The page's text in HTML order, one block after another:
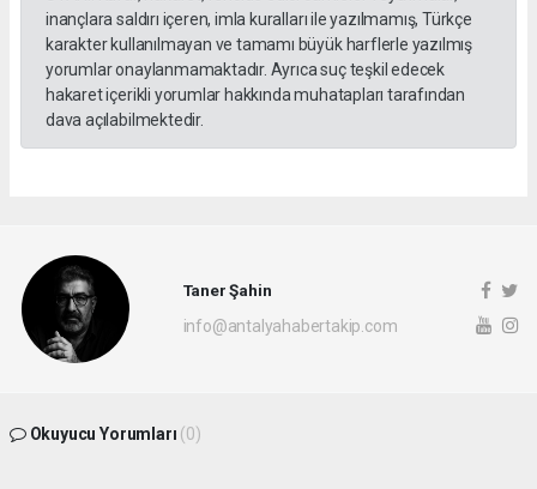
inançlara saldırı içeren, imla kuralları ile yazılmamış, Türkçe
karakter kullanılmayan ve tamamı büyük harflerle yazılmış
yorumlar onaylanmamaktadır. Ayrıca suç teşkil edecek
hakaret içerikli yorumlar hakkında muhatapları tarafından
dava açılabilmektedir.
Taner Şahin
info@antalyahabertakip.com
Okuyucu Yorumları (0)